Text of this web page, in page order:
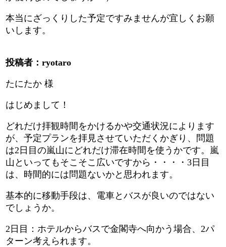
本当にざっくりした予定ですみませんが宜しくお願
いします。
投稿者：ryotaro
たにたか 様
はじめまして！
どれだけ拝観時間をかけるかや交通状況によります
が、予定プランを拝見させていただくかぎり、問題
は2日目の嵐山にどれだけ滞在時間を使うかです。嵐
山といってもそこそこ広いですから・・・・3日目
は、時間的には問題ないかと思われます。
基本的に移動手段は、電車とバスが良いのではない
でしょうか。
2日目：ホテルからバスで金閣寺へ向かう場合、2パ
ターン考えられます。